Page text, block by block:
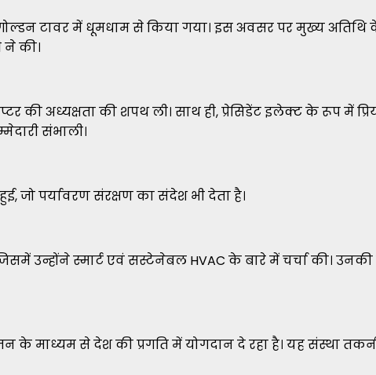
टावर में धूमधाम से किया गया। इस अवसर पर मुख्य अतिथि
ने की।
की अध्यक्षता की शपथ ली। साथ ही, प्रेसिडेंट इलेक्ट के रूप में
संभाली।
पर्यावरण संरक्षण का संदेश भी देता है।
उन्होंने स्मार्ट एवं सस्टेनेबल HVAC के बारे में चर्चा की।
के माध्यम से देश की प्रगति में योगदान दे रहा है। यह संस्था